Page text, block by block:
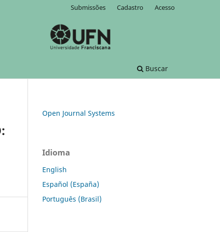
Buscar
Submissões Cadastro Acesso
Open Journal Systems
Idioma
English
Español (España)
Português (Brasil)